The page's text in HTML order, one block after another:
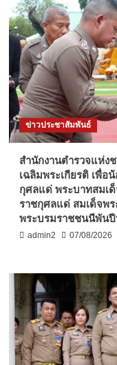
ข่าวประชาสัมพันธ์
สำนักงานตำรวจแห่ง
เฉลิมพระเกียรติ เพื่อ
กุศลแด่ พระบาทสมเ
ราชกุศลแด่ สมเด็จพร
พระบรมราชชนนีพันปี
admin2 07/08/2026